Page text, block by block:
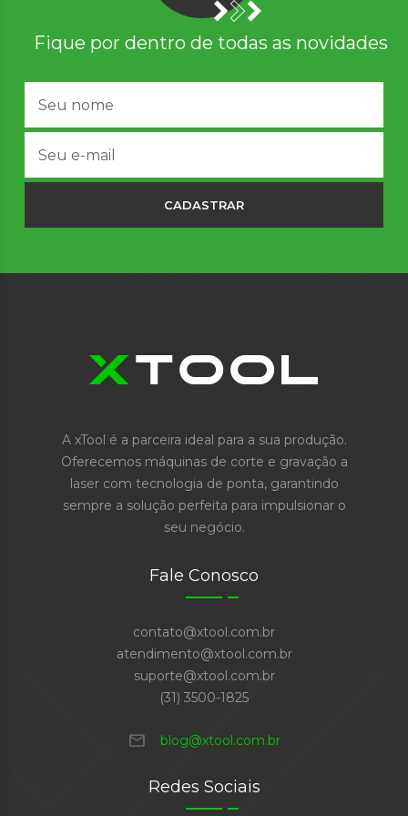
Fique por dentro de todas as novidades
CADASTRAR
A xTool é a parceira ideal para a sua produção.
Oferecemos máquinas de corte e gravação a
laser com tecnologia de ponta, garantindo
sempre a solução perfeita para impulsionar o
seu negócio.
Fale Conosco
contato@xtool.com.br
atendimento@xtool.com.br
suporte@xtool.com.br
(31) 3500-1825
mail blog@xtool.com.br
Redes Sociais